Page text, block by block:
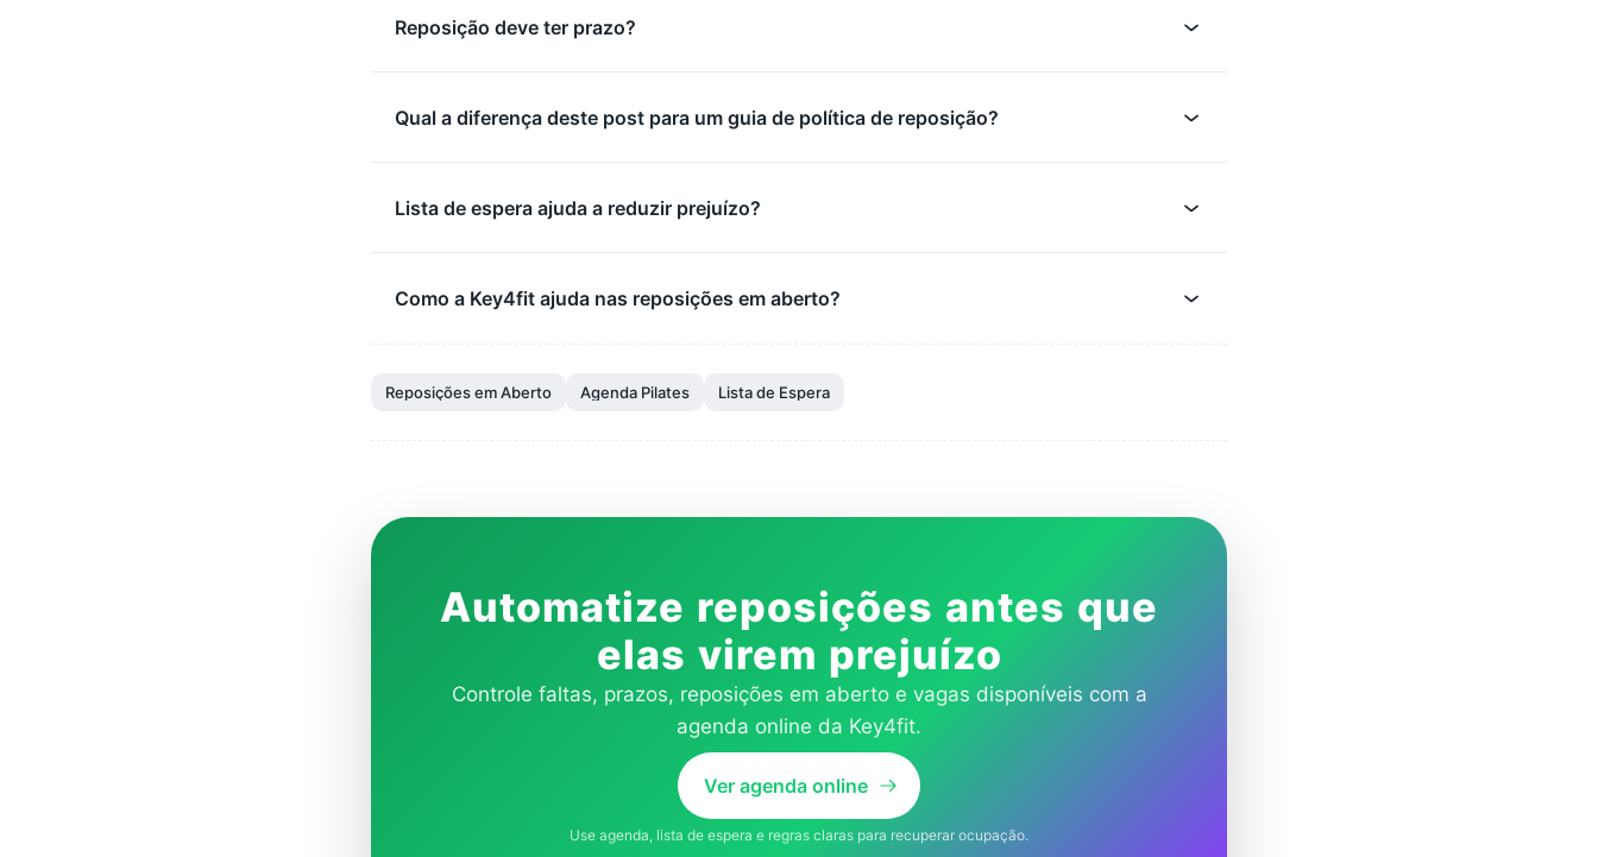
Reposição deve ter prazo?
Qual a diferença deste post para um guia de política de reposição?
Lista de espera ajuda a reduzir prejuízo?
Como a Key4fit ajuda nas reposições em aberto?
Reposições em Aberto Agenda Pilates Lista de Espera
Automatize reposições antes que
elas virem prejuízo
Controle faltas, prazos, reposições em aberto e vagas disponíveis com a
agenda online da Key4fit.
Ver agenda online
Use agenda, lista de espera e regras claras para recuperar ocupação.